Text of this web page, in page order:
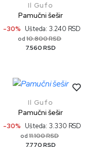
Il Gufo
Pamučni šešir
-30% Ušteda: 3.240 RSD
od 10.800 RSD
7.560 RSD
Il Gufo
Pamučni šešir
-30% Ušteda: 3.330 RSD
od 11.100 RSD
7.770 RSD